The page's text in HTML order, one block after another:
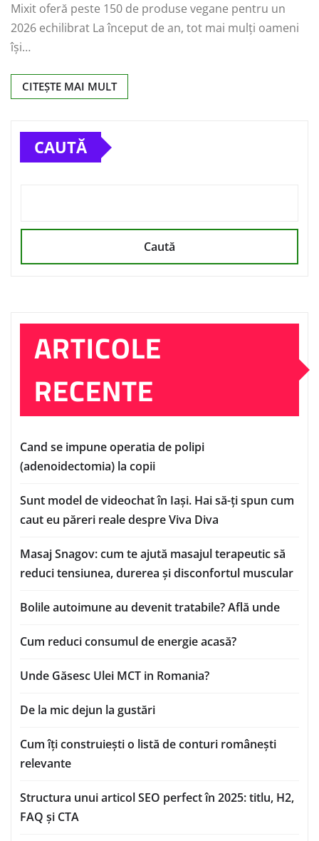
Mixit oferă peste 150 de produse vegane pentru un
2026 echilibrat La început de an, tot mai mulți oameni
își…
CITEȘTE MAI MULT
CAUTĂ
Caută
ARTICOLE
RECENTE
Cand se impune operatia de polipi
(adenoidectomia) la copii
Sunt model de videochat în Iași. Hai să-ți spun cum
caut eu păreri reale despre Viva Diva
Masaj Snagov: cum te ajută masajul terapeutic să
reduci tensiunea, durerea și disconfortul muscular
Bolile autoimune au devenit tratabile? Află unde
Cum reduci consumul de energie acasă?
Unde Găsesc Ulei MCT in Romania?
De la mic dejun la gustări
Cum îți construiești o listă de conturi românești
relevante
Structura unui articol SEO perfect în 2025: titlu, H2,
FAQ și CTA